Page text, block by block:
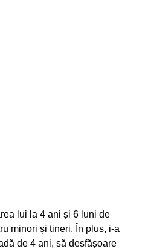
lui la 4 ani și 6 luni de
minori și tineri. În plus, i-a
de 4 ani, să desfășoare